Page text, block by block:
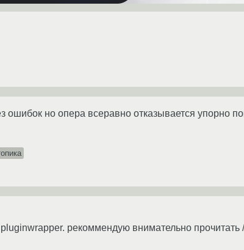
ошибок но опера всеравно отказывается упорно
рекоммендую внимательно